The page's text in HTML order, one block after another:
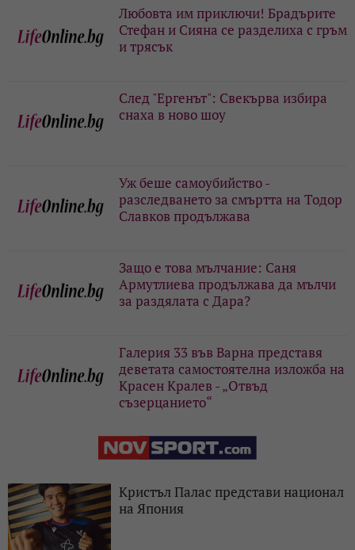
Любовта им приключи! Брадърите
Стефан и Сияна се разделиха с гръм
и трясък
След "Ергенът": Свекърва избира
снаха в ново шоу
Уж беше самоубийство -
разследването за смъртта на Тодор
Славков продължава
Защо е това мълчание: Саня
Армутлиева продължава да мълчи
за раздялата с Дара?
Галерия 33 във Варна представя
деветата самостоятелна изложба на
Красен Кралев - „Отвъд
съзерцанието“
Кристъл Палас представи национал
на Япония